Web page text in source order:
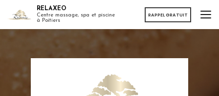
RELAXEO
Centre massage, spa et piscine
à Poitiers
RAPPEL GRATUIT